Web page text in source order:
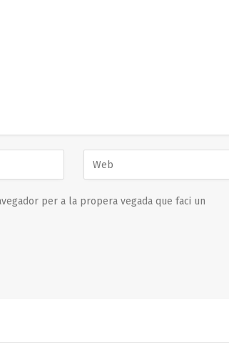
per a la propera vegada que faci un